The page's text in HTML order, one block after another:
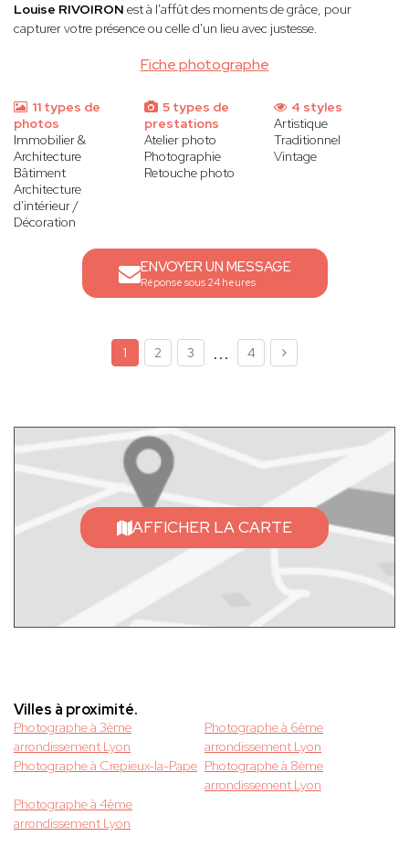
Fiche photographe
Louise RIVOIRON est à l'affût des moments de grâce, pour
capturer votre présence ou celle d'un lieu avec justesse.
11 types de
photos
Immobilier &
Architecture
Bâtiment
Architecture
d'intérieur /
Décoration
5 types de
prestations
Atelier photo
Photographie
Retouche photo
4 styles
Artistique
Traditionnel
Vintage
ENVOYER UN MESSAGE
Réponse sous 24 heures
1 2 3 ... 4
AFFICHER LA CARTE
Villes à proximité.
Photographe à 3ème
arrondissement Lyon
Photographe à 6ème
arrondissement Lyon
Photographe à Crepieux-la-Pape Photographe à 8ème
arrondissement Lyon
Photographe à 4ème
arrondissement Lyon